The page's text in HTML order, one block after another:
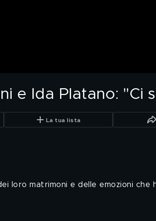
e Ida Platano: "Ci
La tua lista
loro matrimoni e delle emozioni che